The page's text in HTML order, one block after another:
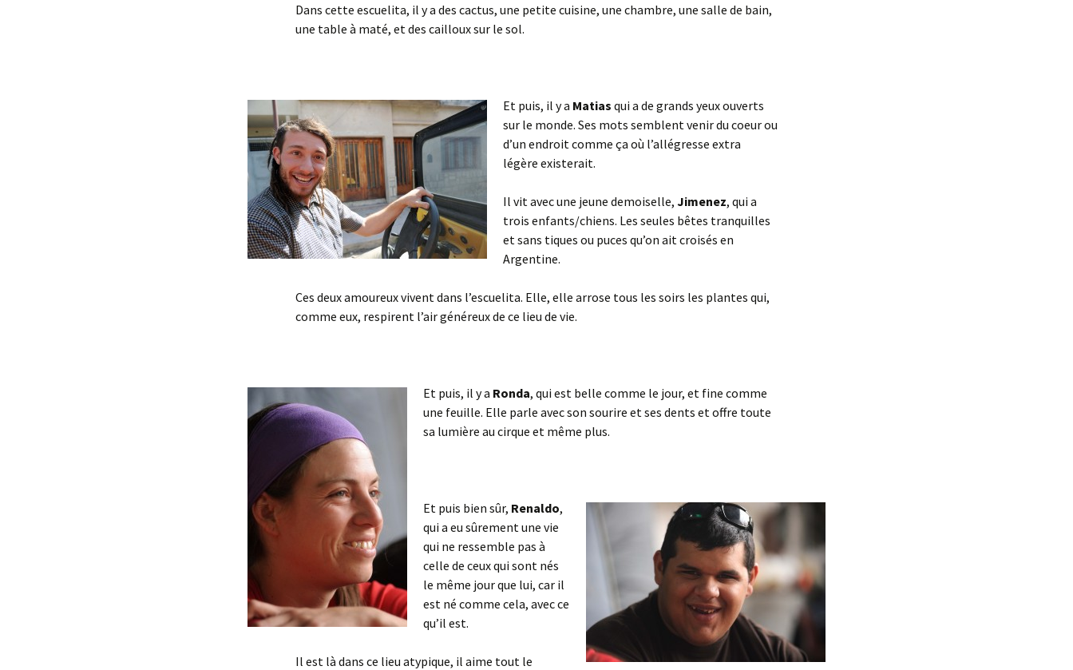
Dans cette escuelita, il y a des cactus, une petite cuisine, une chambre, une salle de bain,
une table à maté, et des cailloux sur le sol.
Et puis, il y a Matias qui a de grands yeux ouverts
sur le monde. Ses mots semblent venir du coeur ou
d’un endroit comme ça où l’allégresse extra
légère existerait.
Il vit avec une jeune demoiselle, Jimenez, qui a
trois enfants/chiens. Les seules bêtes tranquilles
et sans tiques ou puces qu’on ait croisés en
Argentine.
Ces deux amoureux vivent dans l’escuelita. Elle, elle arrose tous les soirs les plantes qui,
comme eux, respirent l’air généreux de ce lieu de vie.
Et puis, il y a Ronda, qui est belle comme le jour, et fine comme
une feuille. Elle parle avec son sourire et ses dents et offre toute
sa lumière au cirque et même plus.
Et puis bien sûr, Renaldo,
qui a eu sûrement une vie
qui ne ressemble pas à
celle de ceux qui sont nés
le même jour que lui, car il
est né comme cela, avec ce
qu’il est.
Il est là dans ce lieu atypique, il aime tout le